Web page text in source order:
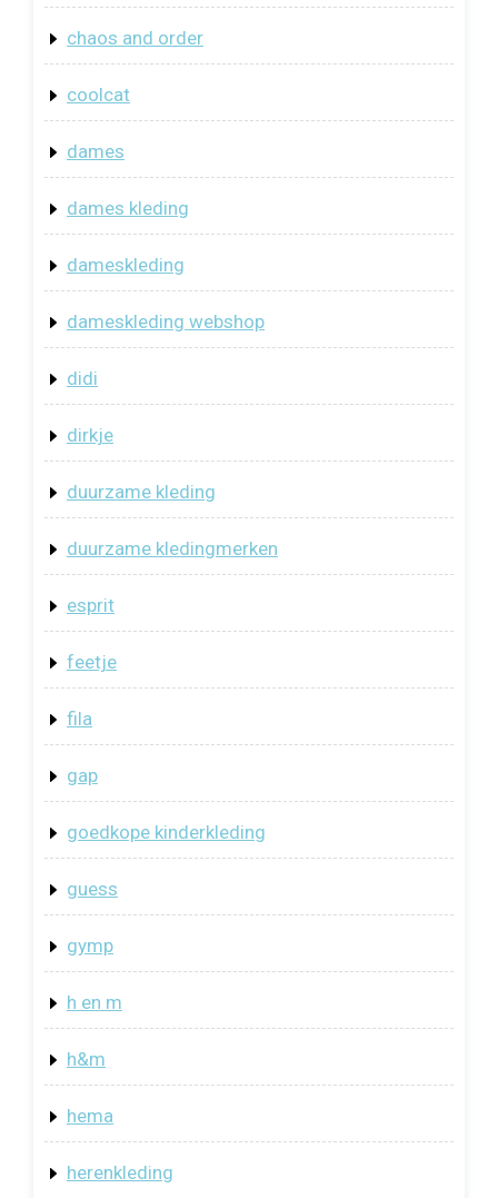
chaos and order
coolcat
dames
dames kleding
dameskleding
dameskleding webshop
didi
dirkje
duurzame kleding
duurzame kledingmerken
esprit
feetje
fila
gap
goedkope kinderkleding
guess
gymp
h en m
h&m
hema
herenkleding